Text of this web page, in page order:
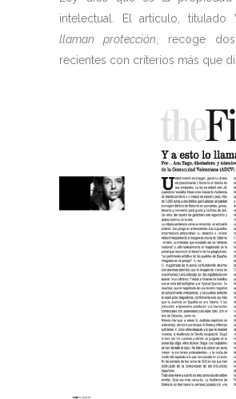
intelectual. El artículo, titulado
llaman protección , recoge
recientes con criterios más que